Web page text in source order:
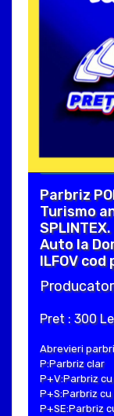
Parbriz
Turismo
Auto la
ILFOV
Pret : 300
Abrevieri
P:Parbriz clar
P+V:Parbriz
P+S:Parbriz
P+SE:Parbriz